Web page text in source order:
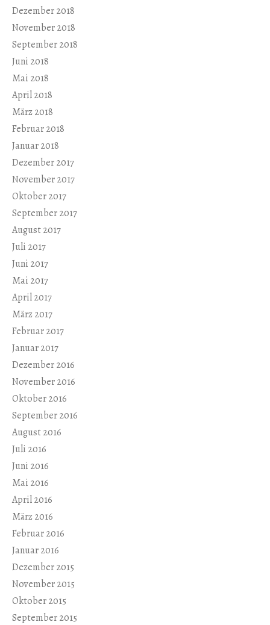
Dezember 2018
November 2018
September 2018
Juni 2018
Mai 2018
April 2018
März 2018
Februar 2018
Januar 2018
Dezember 2017
November 2017
Oktober 2017
September 2017
August 2017
Juli 2017
Juni 2017
Mai 2017
April 2017
März 2017
Februar 2017
Januar 2017
Dezember 2016
November 2016
Oktober 2016
September 2016
August 2016
Juli 2016
Juni 2016
Mai 2016
April 2016
März 2016
Februar 2016
Januar 2016
Dezember 2015
November 2015
Oktober 2015
September 2015